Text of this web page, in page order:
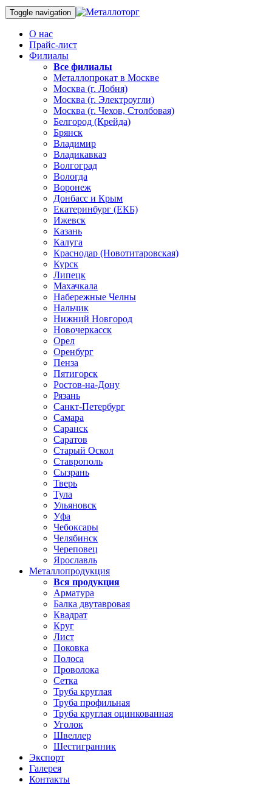
Toggle navigation
О нас
Прайс-лист
Филиалы
Все филиалы
Металлопрокат в Москве
Москва (г. Лобня)
Москва (г. Электроугли)
Москва (г. Чехов, Столбовая)
Белгород (Крейда)
Брянск
Владимир
Владикавказ
Волгоград
Вологда
Воронеж
Донбасс и Крым
Екатеринбург (ЕКБ)
Ижевск
Казань
Калуга
Краснодар (Новотитаровская)
Курск
Липецк
Махачкала
Набережные Челны
Нальчик
Нижний Новгород
Новочеркасск
Орел
Оренбург
Пенза
Пятигорск
Ростов-на-Дону
Рязань
Санкт-Петербург
Самара
Саранск
Саратов
Старый Оскол
Ставрополь
Сызрань
Тверь
Тула
Ульяновск
Уфа
Чебоксары
Челябинск
Череповец
Ярославль
Металлопродукция
Вся продукция
Арматура
Балка двутавровая
Квадрат
Круг
Лист
Поковка
Полоса
Проволока
Сетка
Труба круглая
Труба профильная
Труба круглая оцинкованная
Уголок
Швеллер
Шестигранник
Экспорт
Галерея
Контакты